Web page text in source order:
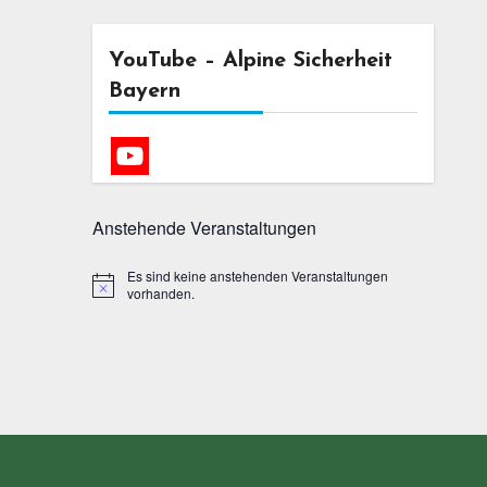
YouTube – Alpine Sicherheit
Bayern
Anstehende Veranstaltungen
Hinweis
Es sind keine anstehenden Veranstaltungen
vorhanden.